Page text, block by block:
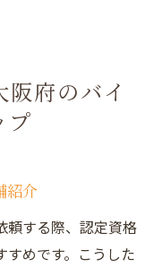
阪府のバイ
プ
紹介
頼する際、認定資格
すめです。こうした